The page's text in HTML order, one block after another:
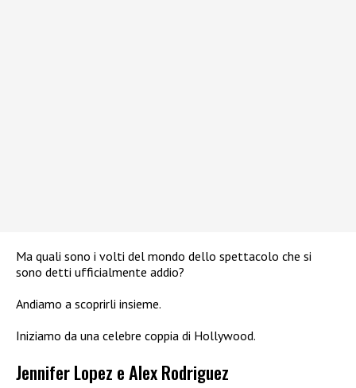
Ma quali sono i volti del mondo dello spettacolo che si
sono detti ufficialmente addio?
Andiamo a scoprirli insieme.
Iniziamo da una celebre coppia di Hollywood.
Jennifer Lopez e Alex Rodriguez